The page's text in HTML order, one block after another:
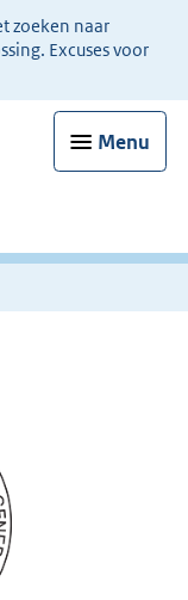
zoeken naar
Excuses voor
Menu